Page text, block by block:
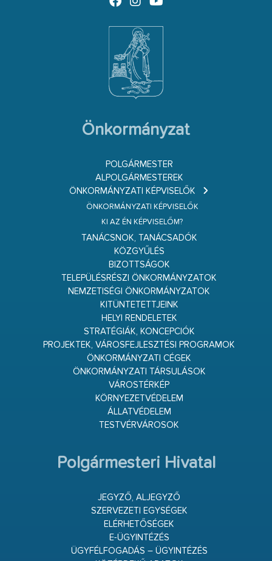
Önkormányzat
POLGÁRMESTER
ALPOLGÁRMESTEREK
ÖNKORMÁNYZATI KÉPVISELŐK
ÖNKORMÁNYZATI KÉPVISELŐK
KI AZ ÉN KÉPVISELŐM?
TANÁCSNOK, TANÁCSADÓK
KÖZGYŰLÉS
BIZOTTSÁGOK
TELEPÜLÉSRÉSZI ÖNKORMÁNYZATOK
NEMZETISÉGI ÖNKORMÁNYZATOK
KITÜNTETETTJEINK
HELYI RENDELETEK
STRATÉGIÁK, KONCEPCIÓK
PROJEKTEK, VÁROSFEJLESZTÉSI PROGRAMOK
ÖNKORMÁNYZATI CÉGEK
ÖNKORMÁNYZATI TÁRSULÁSOK
VÁROSTÉRKÉP
KÖRNYEZETVÉDELEM
ÁLLATVÉDELEM
TESTVÉRVÁROSOK
Polgármesteri Hivatal
JEGYZŐ, ALJEGYZŐ
SZERVEZETI EGYSÉGEK
ELÉRHETŐSÉGEK
E-ÜGYINTÉZÉS
ÜGYFÉLFOGADÁS – ÜGYINTÉZÉS